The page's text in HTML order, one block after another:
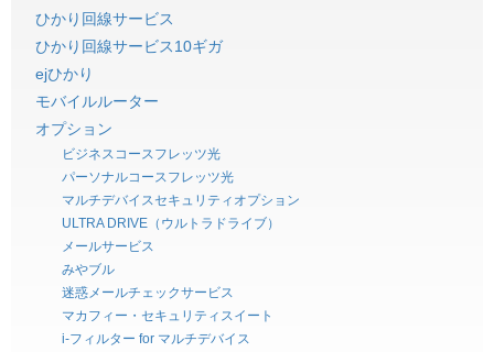
ひかり回線サービス
ひかり回線サービス10ギガ
ejひかり
モバイルルーター
オプション
ビジネスコースフレッツ光
パーソナルコースフレッツ光
マルチデバイスセキュリティオプション
ULTRA DRIVE（ウルトラドライブ）
メールサービス
みやブル
迷惑メールチェックサービス
マカフィー・セキュリティスイート
i-フィルター for マルチデバイス